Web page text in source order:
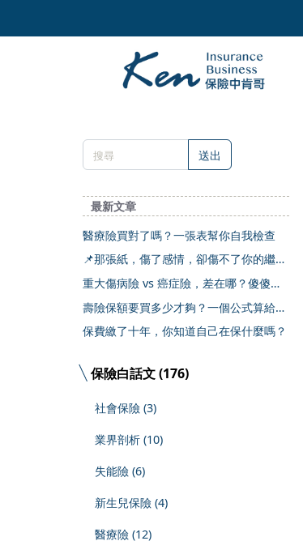
送出
最新文章
醫療險買對了嗎？一張表幫你自我檢查
📌那張紙，傷了感情，卻傷不了你的繼承
權
重大傷病險 vs 癌症險，差在哪？傻傻分
不清楚
壽險保額要買多少才夠？一個公式算給你
看
保費繳了十年，你知道自己在保什麼嗎？
保險白話文 (176)
社會保險 (3)
業界剖析 (10)
失能險 (6)
新生兒保險 (4)
醫療險 (12)